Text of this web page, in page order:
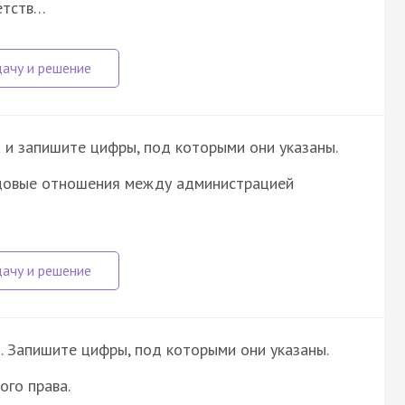
запишите цифры, под которыми они указаны.
отношения между администрацией
цифры, под которыми они указаны.
права.